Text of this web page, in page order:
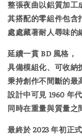
整張夜曲以鋁質加工
其搭配的零組件包含
處處藏著耐人尋味的
延續一貫 BD 風格，
具備模組化、可收納
秉持創作不間斷的最
設計中可見 1960 年
同時在重量與質量之
最終於 2023 年初正